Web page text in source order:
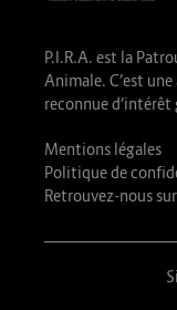
P.I.R.A. est la
Animale. C’est
reconnue d’intérêt
Mentions légales
Politique de
Retrouvez-nous